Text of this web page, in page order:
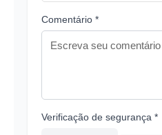
Comentário *
Verificação de segurança *